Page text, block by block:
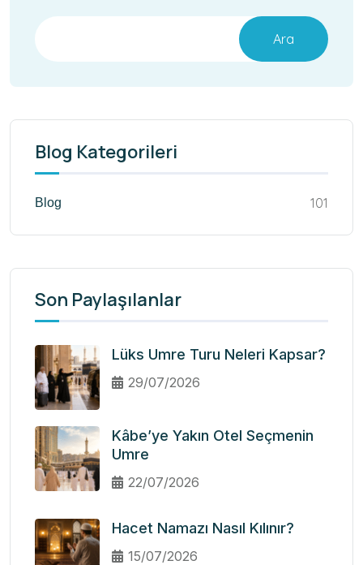
Ara
Blog Kategorileri
Blog 101
Son Paylaşılanlar
Lüks Umre Turu Neleri Kapsar?
29/07/2026
Kâbe’ye Yakın Otel Seçmenin
Umre
22/07/2026
Hacet Namazı Nasıl Kılınır?
15/07/2026